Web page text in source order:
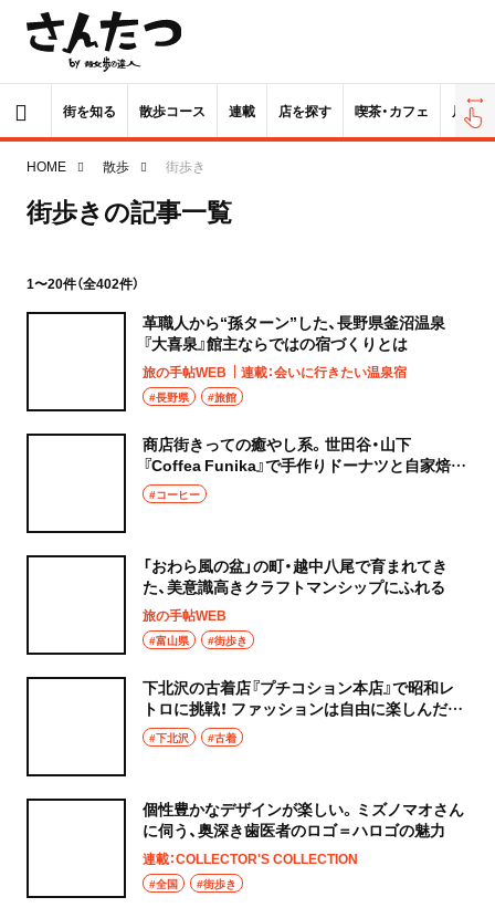
街を知る 散歩コース 連載 店を探す 喫茶・カフェ 居酒屋
HOME 散歩 街歩き
街歩きの記事一覧
1〜20件（全402件）
革職人から“孫ターン”した、長野県釜沼温泉
『大喜泉』館主ならではの宿づくりとは
旅の手帖WEB 連載：会いに行きたい温泉宿
#長野県 #旅館
商店街きっての癒やし系。世田谷・山下
『Coffea Funika』で手作りドーナツと自家焙煎
コーヒーの優しさに包まれる
#コーヒー
「おわら風の盆」の町・越中八尾で育まれてき
た、美意識高きクラフトマンシップにふれる
旅の手帖WEB
#富山県 #街歩き
下北沢の古着店『プチコション本店』で昭和レ
トロに挑戦！ ファッションは自由に楽しんだも
の勝ち
#下北沢 #古着
個性豊かなデザインが楽しい。ミズノマオさん
に伺う、奥深き歯医者のロゴ＝ハロゴの魅力
連載：COLLECTOR'S COLLECTION
#全国 #街歩き